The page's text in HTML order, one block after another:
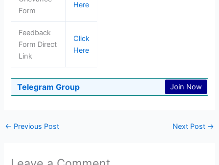
Form
Here
Feedback
Form Direct
Link
Click
Here
Telegram Group Join Now
← Previous Post Next Post →